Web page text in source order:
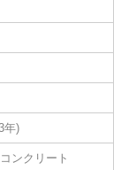
年)
ンクリート